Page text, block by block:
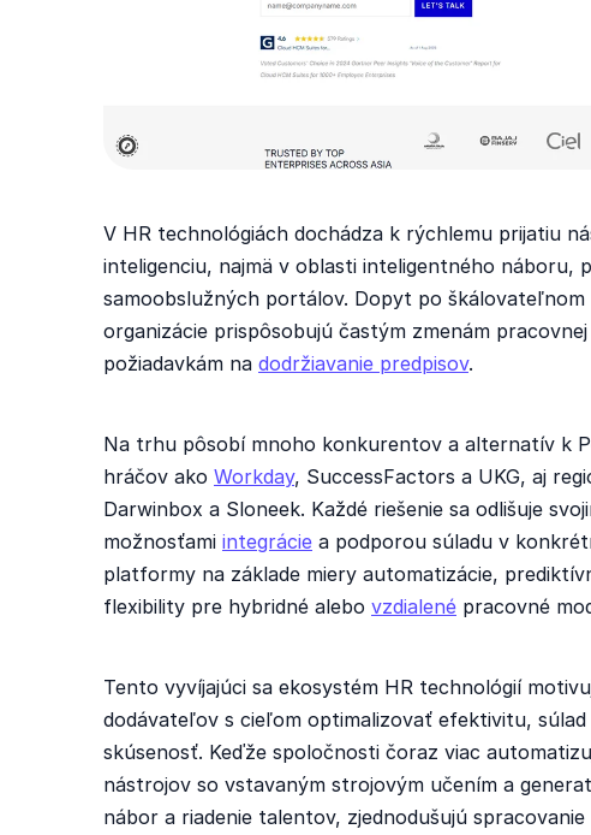
V HR technológiách dochádza k rýchlemu prijatiu
inteligenciu, najmä v oblasti inteligentného náboru,
samoobslužných portálov. Dopyt po
organizácie prispôsobujú častým zmenám
požiadavkám na dodržiavanie predpisov.
Na trhu pôsobí mnoho konkurentov a alternatív k
hráčov ako Workday, SuccessFactors a UKG, aj
Darwinbox a Sloneek. Každé riešenie sa odlišuje
možnosťami integrácie a podporou súladu v
platformy na základe miery automatizácie,
flexibility pre hybridné alebo vzdialené pracovné
Tento vyvíjajúci sa ekosystém HR technológií
dodávateľov s cieľom optimalizovať efektivitu, súlad
skúsenosť. Keďže spoločnosti čoraz viac
nástrojov so vstavaným strojovým učením a
nábor a riadenie talentov, zjednodušujú